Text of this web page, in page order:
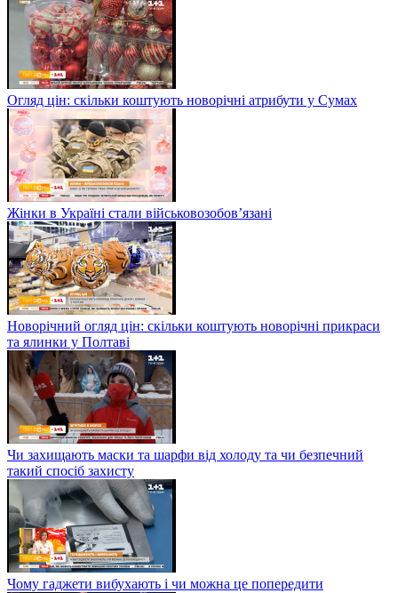
Огляд цін: скільки коштують новорічні атрибути у Сумах
Жінки в Україні стали військовозобов’язані
Новорічний огляд цін: скільки коштують новорічні прикраси
та ялинки у Полтаві
Чи захищають маски та шарфи від холоду та чи безпечний
такий спосіб захисту
Чому гаджети вибухають і чи можна це попередити